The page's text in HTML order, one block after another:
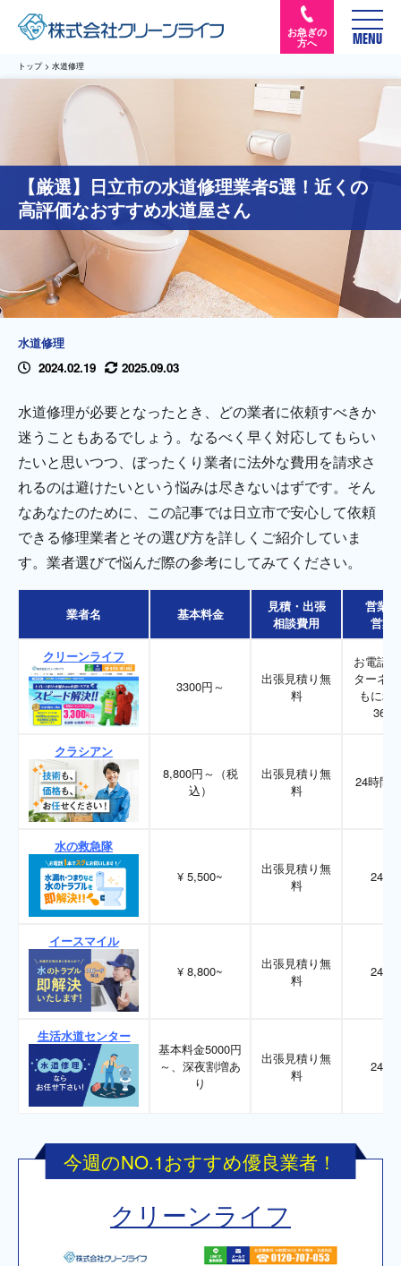
お急ぎの
方へ
MENU
トップ > 水道修理
【厳選】日立市の水道修理業者5選！近くの
高評価なおすすめ水道屋さん
水道修理
2024.02.19
2025.09.03
水道修理が必要となったとき、どの業者に依頼すべきか
迷うこともあるでしょう。なるべく早く対応してもらい
たいと思いつつ、ぼったくり業者に法外な費用を請求さ
れるのは避けたいという悩みは尽きないはずです。そん
なあなたのために、この記事では日立市で安心して依頼
できる修理業者とその選び方を詳しくご紹介していま
す。業者選びで悩んだ際の参考にしてみてください。
業者名 基本料金
見積・出張
相談費用
営業
営業
クリーンライフ
3300円～
出張見積り無
料
お電話
ターネ
もに24
365
クラシアン
8,800円～（税
込）
出張見積り無
料
24時間
水の救急隊
¥ 5,500~
出張見積り無
料
24時
イースマイル
¥ 8,800~
出張見積り無
料
24時
生活水道センター
基本料金5000円
～、深夜割増あ
り
出張見積り無
料
24時
今週のNO.1おすすめ優良業者！
クリーンライフ